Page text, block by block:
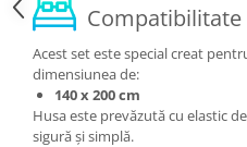
Compatibilitate
Acest set este special creat
dimensiunea de:
140 x 200 cm
Husa este prevăzută cu elastic
sigură și simplă.